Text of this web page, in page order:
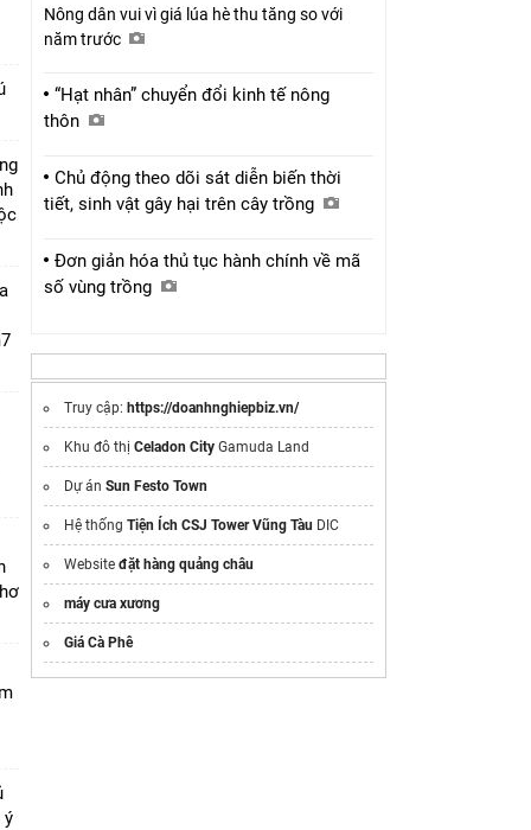
ý
Nông dân vui vì giá lúa hè thu tăng so với
năm trước
“Hạt nhân” chuyển đổi kinh tế nông
thôn
Chủ động theo dõi sát diễn biến thời
tiết, sinh vật gây hại trên cây trồng
Đơn giản hóa thủ tục hành chính về mã
số vùng trồng
Truy cập: https://doanhnghiepbiz.vn/
Khu đô thị Celadon City Gamuda Land
Dự án Sun Festo Town
Hệ thống Tiện Ích CSJ Tower Vũng Tàu DIC
Website đặt hàng quảng châu
máy cưa xương
Giá Cà Phê